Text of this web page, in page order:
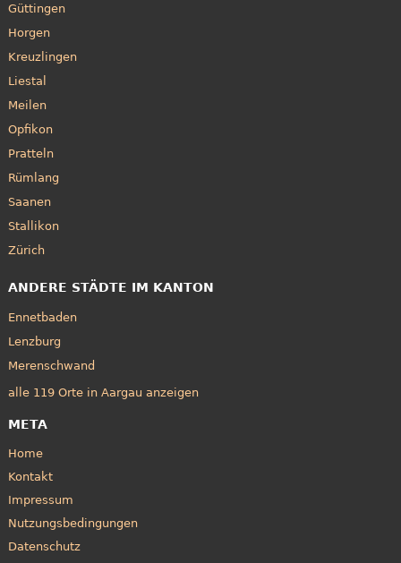
Güttingen
Horgen
Kreuzlingen
Liestal
Meilen
Opfikon
Pratteln
Rümlang
Saanen
Stallikon
Zürich
ANDERE STÄDTE IM KANTON
Ennetbaden
Lenzburg
Merenschwand
alle 119 Orte in Aargau anzeigen
META
Home
Kontakt
Impressum
Nutzungsbedingungen
Datenschutz